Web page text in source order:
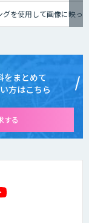
グを使用して画像に映っ
をまとめて
方はこちら
する